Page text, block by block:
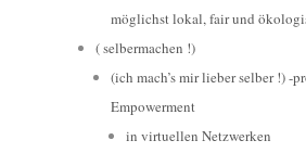
möglichst lokal, fair und
( selbermachen !)
(ich mach’s mir lieber selber !) -
Empowerment
in virtuellen Netzwerken